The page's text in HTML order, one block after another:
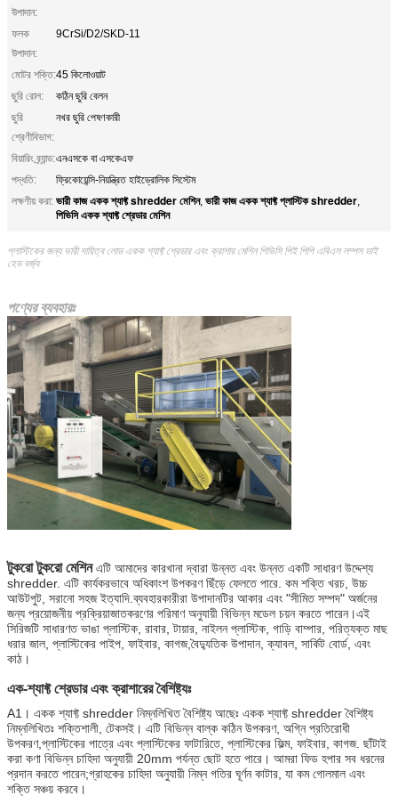
উপাদান:
ফলক
উপাদান:
9CrSi/D2/SKD-11
মোটর শক্তি:45 কিলোওয়াট
ছুরি রোল:
কঠিন ছুরি বেলন
ছুরি
শ্রেণীবিভাগ:
নখর ছুরি পেষণকারী
বিয়ারিং ব্র্যান্ড:এনএসকে বা এসকেএফ
পদ্ধতি:
ফ্রিকোয়েন্সি-নিয়ন্ত্রিত হাইড্রোলিক সিস্টেম
লক্ষণীয় করা: ভারী কাজ একক শ্যাফ্ট shredder মেশিন, ভারী কাজ একক শ্যাফ্ট প্লাস্টিক shredder,
পিভিসি একক শ্যাফ্ট শ্রেডার মেশিন
প্লাস্টিকের জন্য ভারী দায়িত্ব লোড একক শ্যাফ্ট শ্রেডার এবং ক্রাশার মেশিন পিভিসি পিই পিপি এবিএস লম্পস ডাই
হেড বর্জ্য
পণ্যের ব্যবহারঃ
টুকরো টুকরো মেশিন এটি আমাদের কারখানা দ্বারা উন্নত এবং উন্নত একটি সাধারণ উদ্দেশ্য
shredder. এটি কার্যকরভাবে অধিকাংশ উপকরণ ছিঁড়ে ফেলতে পারে. কম শক্তি খরচ, উচ্চ
আউটপুট, সরানো সহজ ইত্যাদি.ব্যবহারকারীরা উপাদানটির আকার এবং "সীমিত সম্পদ" অর্জনের
জন্য প্রয়োজনীয় প্রক্রিয়াজাতকরণের পরিমাণ অনুযায়ী বিভিন্ন মডেল চয়ন করতে পারেন।এই
সিরিজটি সাধারণত ভাঙা প্লাস্টিক, রাবার, টায়ার, নাইলন প্লাস্টিক, গাড়ি বাম্পার, পরিত্যক্ত মাছ
ধরার জাল, প্লাস্টিকের পাইপ, ফাইবার, কাগজ,বৈদ্যুতিক উপাদান, ক্যাবল, সার্কিট বোর্ড, এবং
কাঠ।
এক-শ্যাফ্ট শ্রেডার এবং ক্রাশারের বৈশিষ্ট্যঃ
A1। একক শ্যাফ্ট shredder নিম্নলিখিত বৈশিষ্ট্য আছেঃ একক শ্যাফ্ট shredder বৈশিষ্ট্য
নিম্নলিখিতঃ শক্তিশালী, টেকসই। এটি বিভিন্ন বাল্ক কঠিন উপকরণ, অগ্নি প্রতিরোধী
উপকরণ,প্লাস্টিকের পাত্রে এবং প্লাস্টিকের ফাটারিতে, প্লাস্টিকের ফিল্ম, ফাইবার, কাগজ. ছাঁটাই
করা কণা বিভিন্ন চাহিদা অনুযায়ী 20mm পর্যন্ত ছোট হতে পারে। আমরা ফিড হপার সব ধরনের
প্রদান করতে পারেন;গ্রাহকের চাহিদা অনুযায়ী নিম্ন গতির ঘূর্ণন কাটার, যা কম গোলমাল এবং
শক্তি সঞ্চয় করবে।